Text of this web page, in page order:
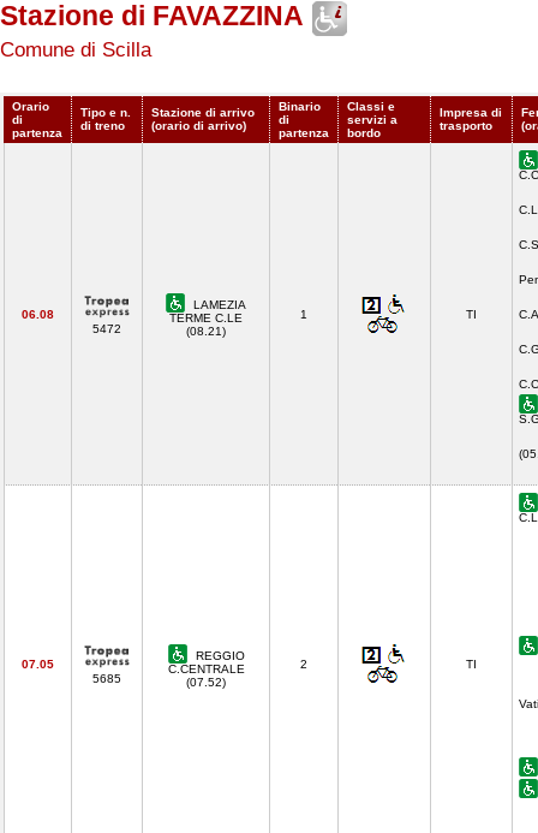
Stazione di FAVAZZINA
Comune di Scilla
Orario
di
partenza
Tipo e n.
di treno
Stazione di arrivo
(orario di arrivo)
Binario
di
partenza
Classi e
servizi a
bordo
Impresa di
trasporto
06.08
5472
LAMEZIA
TERME C.LE
(08.21)
1 TI
07.05
5685
REGGIO
C.CENTRALE
(07.52)
2 TI